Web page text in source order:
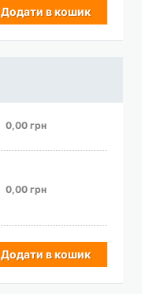
Додати в кошик
0,00 грн
0,00 грн
Додати в кошик